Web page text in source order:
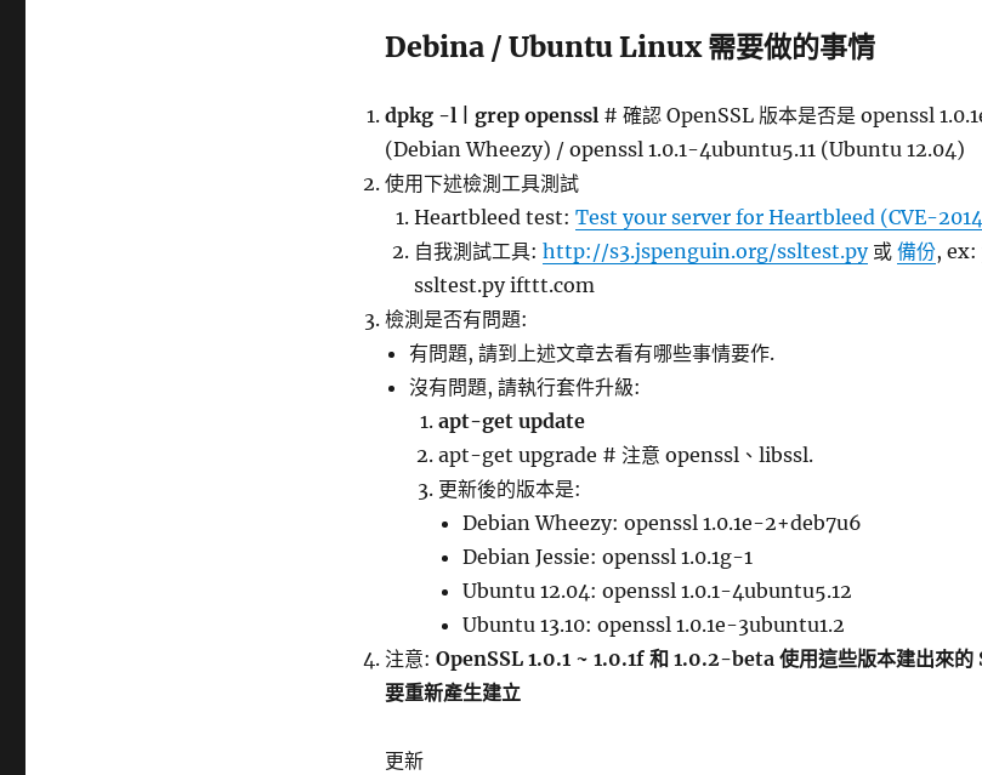
Debina / Ubuntu Linux 需要做的事情
dpkg -l | grep openssl# 確認 OpenSSL 版本是否是 openssl
(Debian Wheezy) / openssl 1.0.1-4ubuntu5.11 (Ubuntu 12.04)
使用下述檢測工具測試
Heartbleed test: Test your server for Heartbleed (CVE-
自我測試工具: http://s3.jspenguin.org/ssltest.py或 備份,
ssltest.py ifttt.com
檢測是否有問題:
有問題, 請到上述文章去看有哪些事情要作.
沒有問題, 請執行套件升級:
apt-get update
apt-get upgrade # 注意 openssl、libssl.
更新後的版本是:
Debian Wheezy: openssl 1.0.1e-2+deb7u6
Debian Jessie: openssl 1.0.1g-1
Ubuntu 12.04: openssl 1.0.1-4ubuntu5.12
Ubuntu 13.10: openssl 1.0.1e-3ubuntu1.2
注意: OpenSSL 1.0.1 ~ 1.0.1f 和 1.0.2-beta 使用這些版本建出來的
要重新產生建立
更新